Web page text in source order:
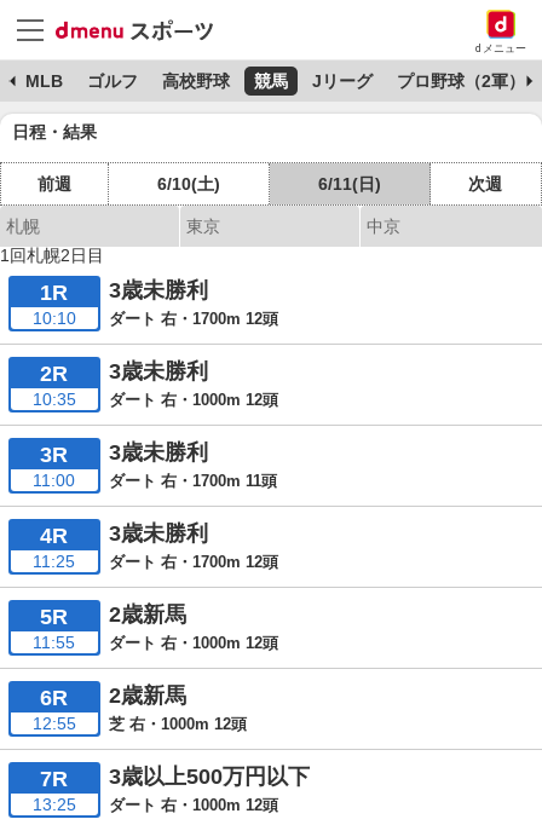
dメニュー
MLB ゴルフ 高校野球 競馬 Jリーグ プロ野球（2軍）
日程・結果
前週 6/10(土) 6/11(日) 次週
札幌 東京
中京
1回札幌2日目
1R
10:10
3歳未勝利
ダート 右・1700m 12頭
2R
10:35
3歳未勝利
ダート 右・1000m 12頭
3R
11:00
3歳未勝利
ダート 右・1700m 11頭
4R
11:25
3歳未勝利
ダート 右・1700m 12頭
5R
11:55
2歳新馬
ダート 右・1000m 12頭
6R
12:55
2歳新馬
芝 右・1000m 12頭
7R
13:25
3歳以上500万円以下
ダート 右・1000m 12頭